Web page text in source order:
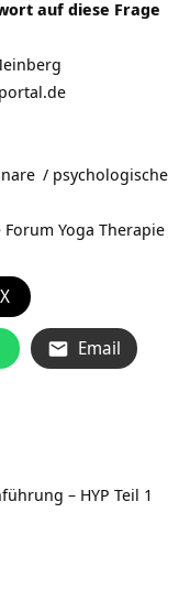
auf diese Frage
/ psychologische
Forum Yoga Therapie
Email
– HYP Teil 1